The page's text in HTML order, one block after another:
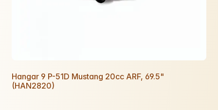
Hangar 9 P-51D Mustang 20cc ARF, 69.5"
(HAN2820)